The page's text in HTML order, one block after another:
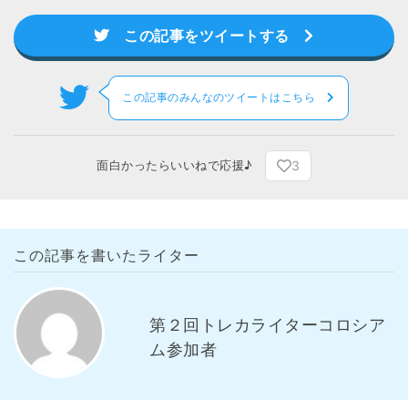
この記事をツイートする
この記事のみんなのツイートはこちら
面白かったらいいねで応援♪ 3
この記事を書いたライター
第２回トレカライターコロシア
ム参加者